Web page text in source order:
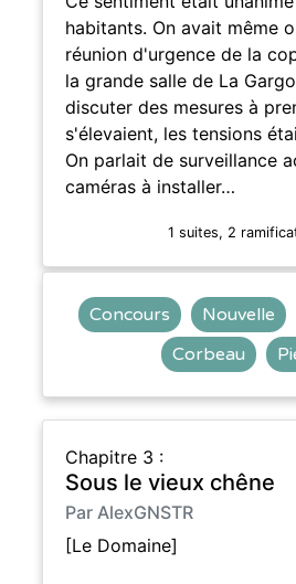
habitants. On avait même
réunion d'urgence de la
la grande salle de La
discuter des mesures à
s'élevaient, les tensions
On parlait de surveillance
caméras à installer…
1 suites, 2
Concours Nouvelle
Corbeau
Chapitre 3 :
Sous le vieux chêne
Par AlexGNSTR
[Le Domaine]